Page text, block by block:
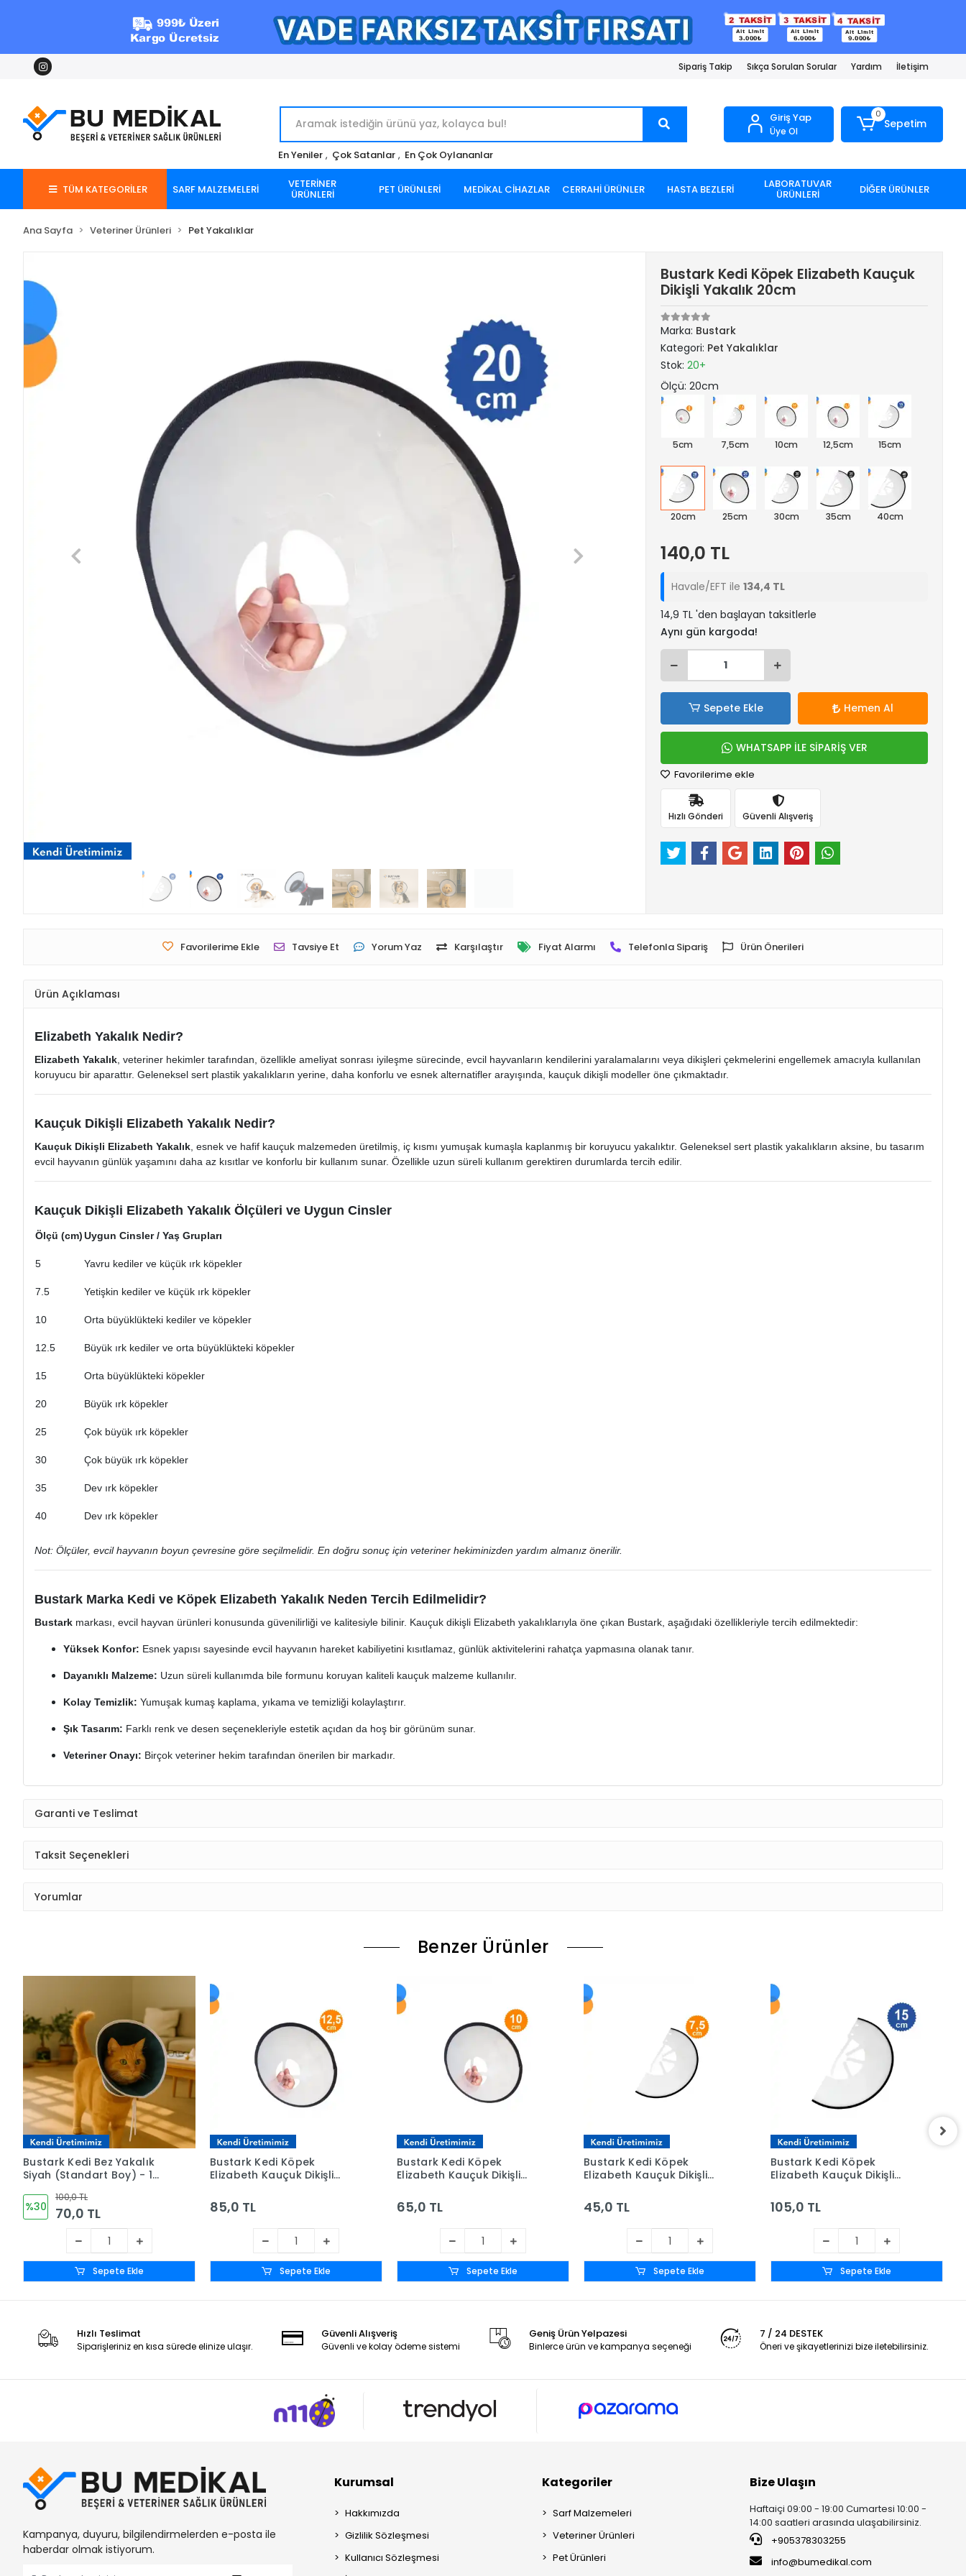
Sipariş Takip Sıkça Sorulan Sorular Yardım İletişim
En Yeniler , Çok Satanlar , En Çok Oylananlar
Giriş Yap
Üye Ol
0
Sepetim
TÜM KATEGORİLER SARF MALZEMELERİ VETERİNER
ÜRÜNLERİ PET ÜRÜNLERİ MEDİKAL CİHAZLAR CERRAHİ ÜRÜNLER HASTA BEZLERİ LABORATUVAR
ÜRÜNLERİ DİĞER ÜRÜNLER
Ana Sayfa Veteriner Ürünleri Pet Yakalıklar
Bustark Kedi Köpek Elizabeth Kauçuk
Dikişli Yakalık 20cm
Marka: Bustark
Kategori: Pet Yakalıklar
Stok:20+
Ölçü: 20cm
5cm 7,5cm 10cm 12,5cm 15cm
20cm 25cm 30cm 35cm 40cm
140,0 TL
Havale/EFT ile134,4 TL
14,9 TL 'den başlayan taksitlerle
Aynı gün kargoda!
Sepete Ekle Hemen Al
WHATSAPP İLE SİPARİŞ VER
Favorilerime ekle
Hızlı Gönderi Güvenli Alışveriş
Favorilerime Ekle Tavsiye Et Yorum Yaz Karşılaştır Fiyat Alarmı Telefonla Sipariş Ürün Önerileri
Ürün Açıklaması
Elizabeth Yakalık Nedir?
Elizabeth Yakalık, veteriner hekimler tarafından, özellikle ameliyat sonrası iyileşme sürecinde, evcil hayvanların kendilerini yaralamalarını veya dikişleri çekmelerini engellemek amacıyla kullanılan
koruyucu bir aparattır. Geleneksel sert plastik yakalıkların yerine, daha konforlu ve esnek alternatifler arayışında, kauçuk dikişli modeller öne çıkmaktadır.
Kauçuk Dikişli Elizabeth Yakalık Nedir?
Kauçuk Dikişli Elizabeth Yakalık, esnek ve hafif kauçuk malzemeden üretilmiş, iç kısmı yumuşak kumaşla kaplanmış bir koruyucu yakalıktır. Geleneksel sert plastik yakalıkların aksine, bu tasarım
evcil hayvanın günlük yaşamını daha az kısıtlar ve konforlu bir kullanım sunar. Özellikle uzun süreli kullanım gerektiren durumlarda tercih edilir.
Kauçuk Dikişli Elizabeth Yakalık Ölçüleri ve Uygun Cinsler
Ölçü (cm)Uygun Cinsler / Yaş Grupları
5 Yavru kediler ve küçük ırk köpekler
7.5 Yetişkin kediler ve küçük ırk köpekler
10 Orta büyüklükteki kediler ve köpekler
12.5 Büyük ırk kediler ve orta büyüklükteki köpekler
15 Orta büyüklükteki köpekler
20 Büyük ırk köpekler
25 Çok büyük ırk köpekler
30 Çok büyük ırk köpekler
35 Dev ırk köpekler
40 Dev ırk köpekler
Not: Ölçüler, evcil hayvanın boyun çevresine göre seçilmelidir. En doğru sonuç için veteriner hekiminizden yardım almanız önerilir.
Bustark Marka Kedi ve Köpek Elizabeth Yakalık Neden Tercih Edilmelidir?
Bustark markası, evcil hayvan ürünleri konusunda güvenilirliği ve kalitesiyle bilinir. Kauçuk dikişli Elizabeth yakalıklarıyla öne çıkan Bustark, aşağıdaki özellikleriyle tercih edilmektedir:
Yüksek Konfor: Esnek yapısı sayesinde evcil hayvanın hareket kabiliyetini kısıtlamaz, günlük aktivitelerini rahatça yapmasına olanak tanır.
Dayanıklı Malzeme: Uzun süreli kullanımda bile formunu koruyan kaliteli kauçuk malzeme kullanılır.
Kolay Temizlik: Yumuşak kumaş kaplama, yıkama ve temizliği kolaylaştırır.
Şık Tasarım: Farklı renk ve desen seçenekleriyle estetik açıdan da hoş bir görünüm sunar.
Veteriner Onayı: Birçok veteriner hekim tarafından önerilen bir markadır.
Garanti ve Teslimat
Taksit Seçenekleri
Yorumlar
Benzer Ürünler
Bustark Kedi Bez Yakalık
Siyah (Standart Boy) - 1
%30
100,0 TL
70,0 TL
Sepete Ekle
Bustark Kedi Köpek
Elizabeth Kauçuk Dikişli
85,0 TL
Sepete Ekle
Bustark Kedi Köpek
Elizabeth Kauçuk Dikişli
65,0 TL
Sepete Ekle
Bustark Kedi Köpek
Elizabeth Kauçuk Dikişli
45,0 TL
Sepete Ekle
Bustark Kedi Köpek
Elizabeth Kauçuk Dikişli
105,0 TL
Sepete Ekle
Hızlı Teslimat
Siparişleriniz en kısa sürede elinize ulaşır.
Güvenli Alışveriş
Güvenli ve kolay ödeme sistemi
Geniş Ürün Yelpazesi
Binlerce ürün ve kampanya seçeneği
7 / 24 DESTEK
Öneri ve şikayetlerinizi bize iletebilirsiniz.
Kampanya, duyuru, bilgilendirmelerden e-posta ile
haberdar olmak istiyorum.
Kurumsal
Hakkımızda
Gizlilik Sözleşmesi
Kullanıcı Sözleşmesi
Kategoriler
Sarf Malzemeleri
Veteriner Ürünleri
Pet Ürünleri
Bize Ulaşın
Haftaiçi 09:00 - 19:00 Cumartesi 10:00 -
14:00 saatleri arasında ulaşabilirsiniz.
+905378303255
info@bumedikal.com